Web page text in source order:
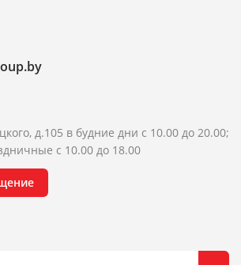
д.105 в будние дни с 10.00 до 20.00;
с 10.00 до 18.00